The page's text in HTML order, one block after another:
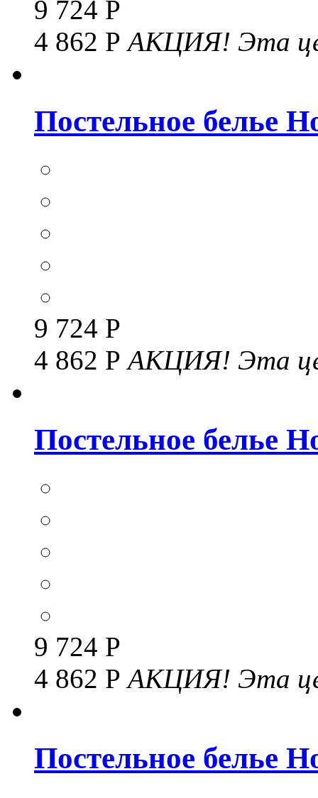
9 724 Р
4 862 РАКЦИЯ! Эта
Постельное белье
9 724 Р
4 862 РАКЦИЯ! Эта
Постельное белье
9 724 Р
4 862 РАКЦИЯ! Эта
Постельное белье